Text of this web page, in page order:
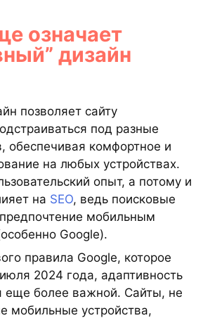
означает
дизайн
позволяет сайту
под разные
обеспечивая комфортное и
на любых устройствах.
опыт, а потому и
на SEO, ведь поисковые
мобильным
Google).
правила Google, которое
2024 года, адаптивность
еще более важной. Сайты, не
мобильные устройства,